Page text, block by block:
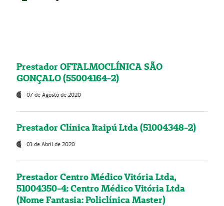
Prestador OFTALMOCLÍNICA SÃO
GONÇALO (55004164-2)
07 de Agosto de 2020
Prestador Clínica Itaipú Ltda (51004348-2)
01 de Abril de 2020
Prestador Centro Médico Vitória Ltda,
51004350-4: Centro Médico Vitória Ltda
(Nome Fantasia: Policlínica Master)